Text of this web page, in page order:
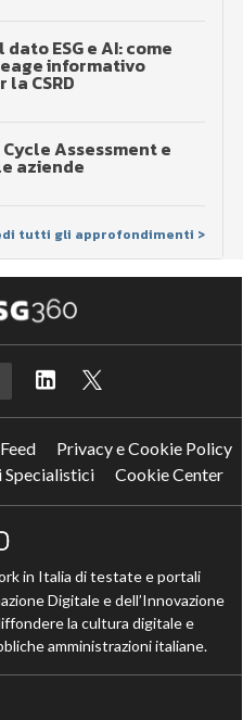
ESG e AI: come
informativo
CSRD
Cycle Assessment e
aziende
tutti gli approfondimenti >
Privacy e Cookie Policy
Specialistici
Cookie Center
in Italia di testate e portali
Digitale e dell’Innovazione
la cultura digitale e
amministrazioni italiane.